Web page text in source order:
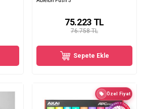
76.758 TL
75.223TL
Sepete Ekle
Özel Fiyat